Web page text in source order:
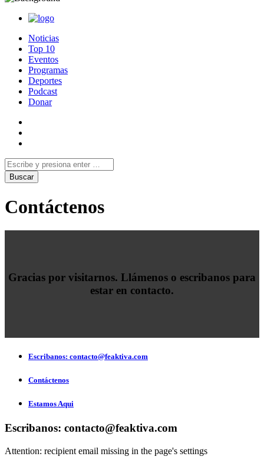
Noticias
Top 10
Eventos
Programas
Deportes
Podcast
Donar
Contáctenos
Gracias por visitarnos. Llámenos o escribanos para
estar en contacto.
Escribanos: contacto@feaktiva.com
Contáctenos
Estamos Aqui
Escribanos: contacto@feaktiva.com
Attention: recipient email missing in the page's settings